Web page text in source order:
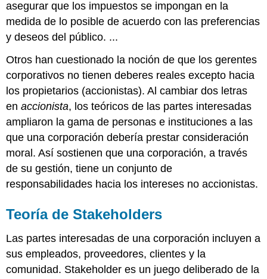
asegurar que los impuestos se impongan en la
medida de lo posible de acuerdo con las preferencias
y deseos del público. ...
Otros han cuestionado la noción de que los gerentes
corporativos no tienen deberes reales excepto hacia
los propietarios (accionistas). Al cambiar dos letras
enaccionista, los teóricos de las partes interesadas
ampliaron la gama de personas e instituciones a las
que una corporación debería prestar consideración
moral. Así sostienen que una corporación, a través
de su gestión, tiene un conjunto de
responsabilidades hacia los intereses no accionistas.
Teoría de Stakeholders
Las partes interesadas de una corporación incluyen a
sus empleados, proveedores, clientes y la
comunidad. Stakeholder es un juego deliberado de la